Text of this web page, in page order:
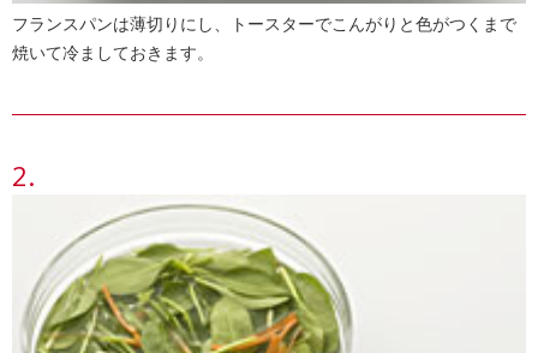
フランスパンは薄切りにし、トースターでこんがりと色がつくまで
焼いて冷ましておきます。